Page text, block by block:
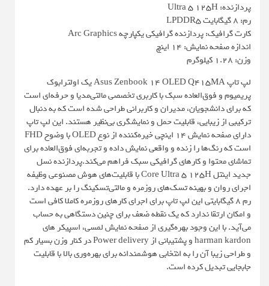
پردازنده: Ultra 5 125H
رم: 8 گیگابایت LPDDR5
کارت گرافیک: پردازنده گرافیکی یکپارچه Arc Graphics
اندازه صفحه نمایش: 14 اینچ
وزن: 1.28 کیلوگرم
لپ تاپ Asus Zenbook 14 OLED Q415MA یک اولترابوک
پریمیوم و فوق‌العاده سبک با کاربری تخصصی مالتی‌مدیا و حرفه‌ای است
که برای دانشجویان، مدیران و کاربرانی طراحی شده است که به دنبال
ترکیبی از زیبایی، قابلیت حمل و نمایشگری بی‌نظیر هستند. این لپ تاپ
دارای صفحه نمایش 14 اینچی خیره‌کننده از نوع OLED با وضوح FHD
است که رنگ‌ها را زنده و واقعی نمایش داده و تجربه‌ای فوق‌العاده برای
تماشای محتوا و کارهای گرافیکی سبک فراهم می‌کند.پردازنده نسل
جدید اینتل Core Ultra 5 125H با قابلیت‌های هوش مصنوعی وظیفه
اجرای روان و بهینه تسک‌های روزمره و مالتی‌تسکینگ را بر عهده دارد.
رم 8 گیگابایتی این لپ تاپ برای اجرای کارهای روزمره کاملا کافی است
و امکان ارتقا ندارد که یک نقطه ضعف برای چنین دستگاهی به حساب
می‌آید. با این وجود بهره‌گیری از صفحه نمایش لمسی، اسپیکر های
harman kardon و پشتیبانی از Power delivery در کنار وزن بسیار کم
و طراحی زیبا آن را به انتخابی هوشمندانه برای بهره‌وری بالا با قابلیت
جابجایی تبدیل کرده است.